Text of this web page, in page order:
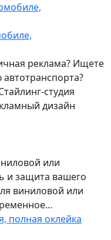
реклама? Ищете
студия
дизайн
или
и защита вашего
виниловой или